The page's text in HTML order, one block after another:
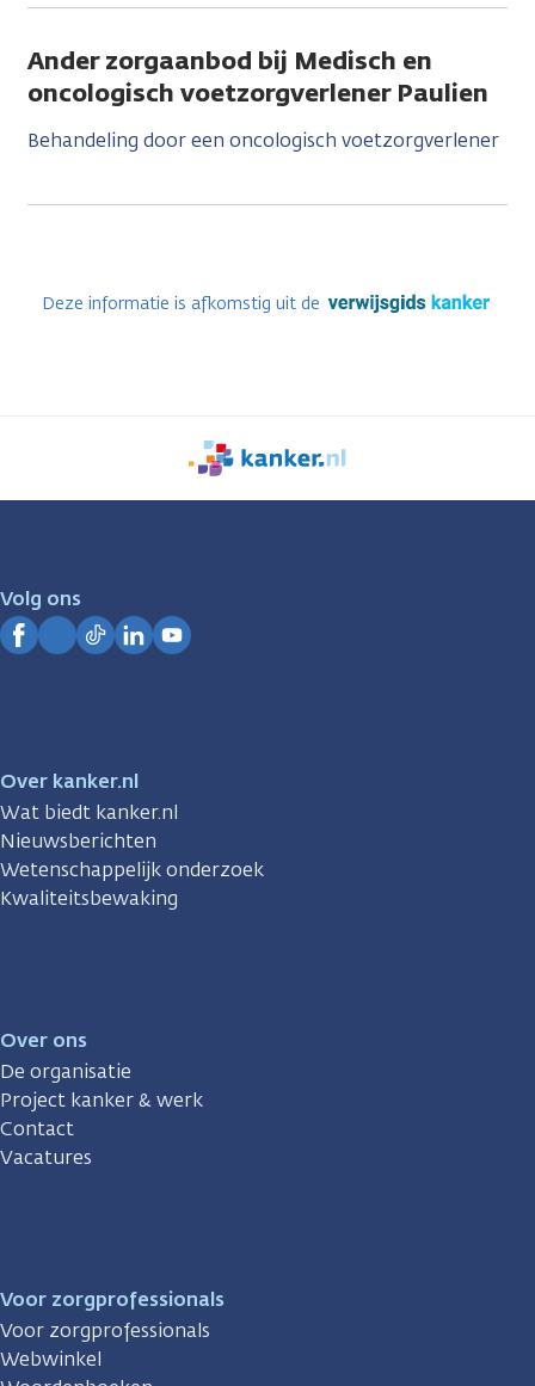
Ander zorgaanbod bij Medisch en
oncologisch voetzorgverlener Paulien
Behandeling door een oncologisch voetzorgverlener
Deze informatie is afkomstig uit de
We
zijn
Volg ons
Over kanker.nl
Wat biedt kanker.nl
Nieuwsberichten
Wetenschappelijk onderzoek
Kwaliteitsbewaking
Over ons
De organisatie
Project kanker & werk
Contact
Vacatures
Voor zorgprofessionals
Voor zorgprofessionals
Webwinkel